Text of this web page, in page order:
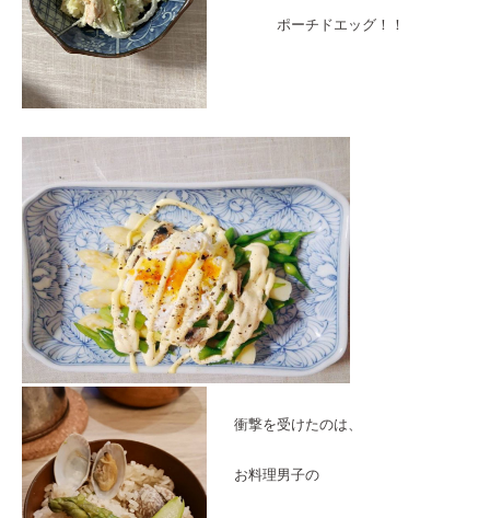
ポーチドエッグ！！
衝撃を受けたのは、
お料理男子の